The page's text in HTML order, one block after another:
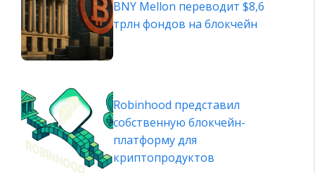
BNY Mellon переводит $8,6
трлн фондов на блокчейн
Robinhood представил
собственную блокчейн-
платформу для
криптопродуктов